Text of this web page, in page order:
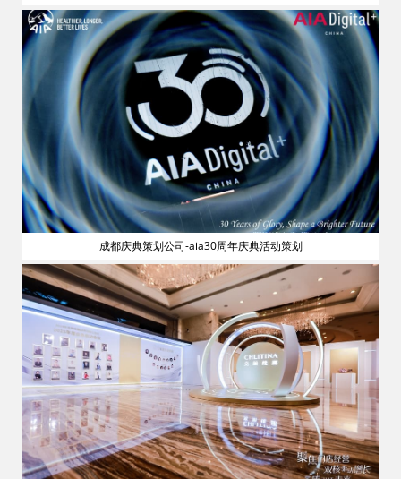
成都庆典策划公司-aia30周年庆典活动策划